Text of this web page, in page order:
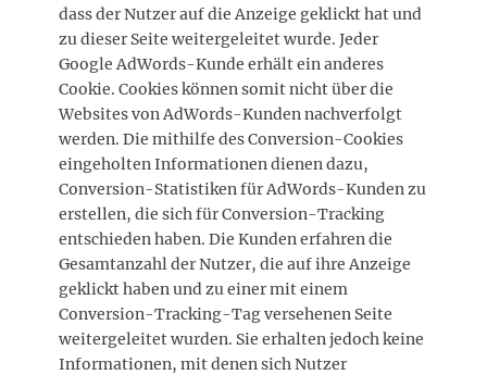
dass der Nutzer auf die Anzeige geklickt hat und
zu dieser Seite weitergeleitet wurde. Jeder
Google AdWords-Kunde erhält ein anderes
Cookie. Cookies können somit nicht über die
Websites von AdWords-Kunden nachverfolgt
werden. Die mithilfe des Conversion-Cookies
eingeholten Informationen dienen dazu,
Conversion-Statistiken für AdWords-Kunden zu
erstellen, die sich für Conversion-Tracking
entschieden haben. Die Kunden erfahren die
Gesamtanzahl der Nutzer, die auf ihre Anzeige
geklickt haben und zu einer mit einem
Conversion-Tracking-Tag versehenen Seite
weitergeleitet wurden. Sie erhalten jedoch keine
Informationen, mit denen sich Nutzer